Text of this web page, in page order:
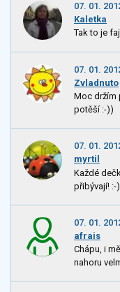
07. 01.
Kaletka
Tak to je
07. 01.
Zvladnuto
Moc držím
potěší :-))
07. 01.
myrtil
Každé
přibývají! :-)
07. 01.
afrais
Chápu, i
nahoru